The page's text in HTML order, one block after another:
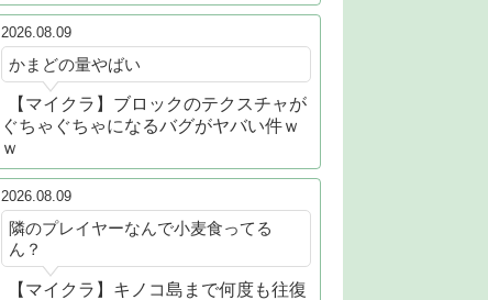
2026.08.09
かまどの量やばい
【マイクラ】ブロックのテクスチャが
ぐちゃぐちゃになるバグがヤバい件ｗ
ｗ
2026.08.09
隣のプレイヤーなんで小麦食ってる
ん？
【マイクラ】キノコ島まで何度も往復